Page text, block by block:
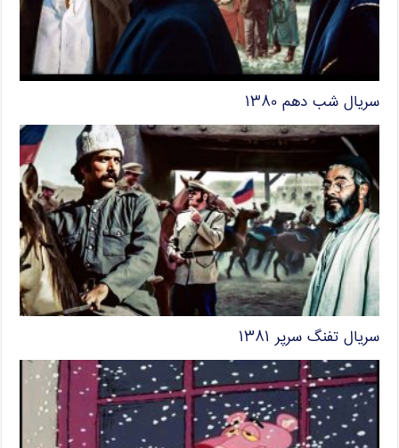
سریال شب دهم ۱۳۸۰
سریال تفنگ سرپر ۱۳۸۱